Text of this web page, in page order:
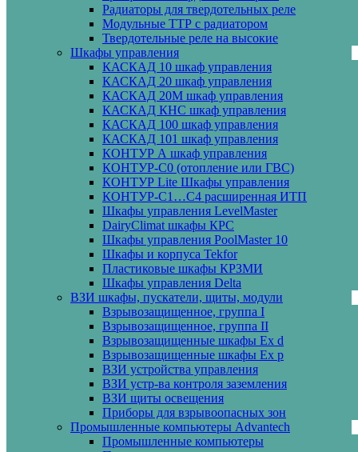
Радиаторы для твердотельных реле
Модульные ТТР с радиатором
Твердотельные реле на высокие
Шкафы управления
КАСКАД 10 шкаф управления
КАСКАД 20 шкаф управления
КАСКАД 20М шкаф управления
КАСКАД КНС шкаф управления
КАСКАД 100 шкаф управления
КАСКАД 101 шкаф управления
КОНТУР А шкаф управления
КОНТУР-С0 (отопление или ГВС)
КОНТУР Lite Шкафы управления
КОНТУР-С1…С4 расширенная ИТП
Шкафы управления LevelMaster
DairyClimat шкафы КРС
Шкафы управления PoolMaster 10
Шкафы и корпуса Tekfor
Пластиковые шкафы КРЗМИ
Шкафы управления Delta
ВЗИ шкафы, пускатели, щиты, модули
Взрывозащищенное, группа I
Взрывозащищенное, группа II
Взрывозащищенные шкафы Ех d
Взрывозащищенные шкафы Ех p
ВЗИ устройства управления
ВЗИ устр-ва контроля заземления
ВЗИ щиты освещения
Приборы для взрывоопасных зон
Промышленные компьютеры Advantech
Промышленные компьютеры